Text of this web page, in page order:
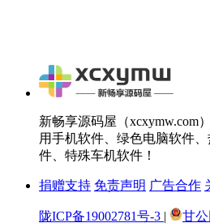
新畅享源码屋（xcxymw.com
用手机软件、绿色电脑软件
件、特殊车机软件！
捐赠支持 免责声明 广告合作
陇ICP备19002781号-3 |
甘公